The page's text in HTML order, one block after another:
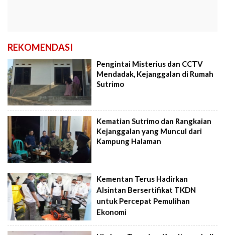
REKOMENDASI
Pengintai Misterius dan CCTV
Mendadak, Kejanggalan di Rumah
Sutrimo
Kematian Sutrimo dan Rangkaian
Kejanggalan yang Muncul dari
Kampung Halaman
Kementan Terus Hadirkan
Alsintan Bersertifikat TKDN
untuk Percepat Pemulihan
Ekonomi